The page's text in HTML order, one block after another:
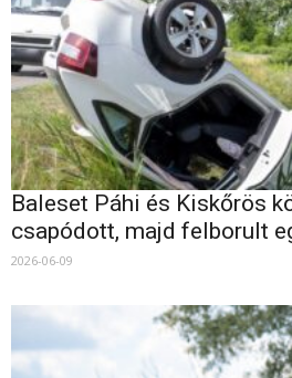
Baleset Páhi és Kiskőrös
csapódott, majd felborult
2026-06-09